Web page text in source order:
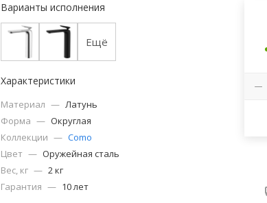
Варианты исполнения
Ещё
Характеристики
Материал — Латунь
Форма — Округлая
Коллекции — Como
Цвет — Оружейная сталь
Вес, кг — 2 кг
Гарантия — 10 лет